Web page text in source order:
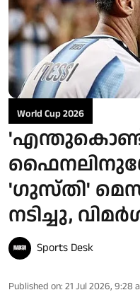
World Cup 2026
'എന്തുകൊണ്ട്
'ഗുസ്തി'
നടിച്ചു,
Sports Desk
Published on: 21 Jul 2026, 9:28